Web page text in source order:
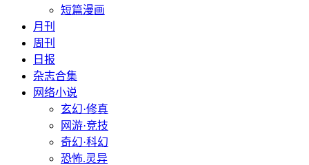
短篇漫画
月刊
周刊
日报
杂志合集
网络小说
玄幻·修真
网游·竞技
奇幻·科幻
恐怖.灵异